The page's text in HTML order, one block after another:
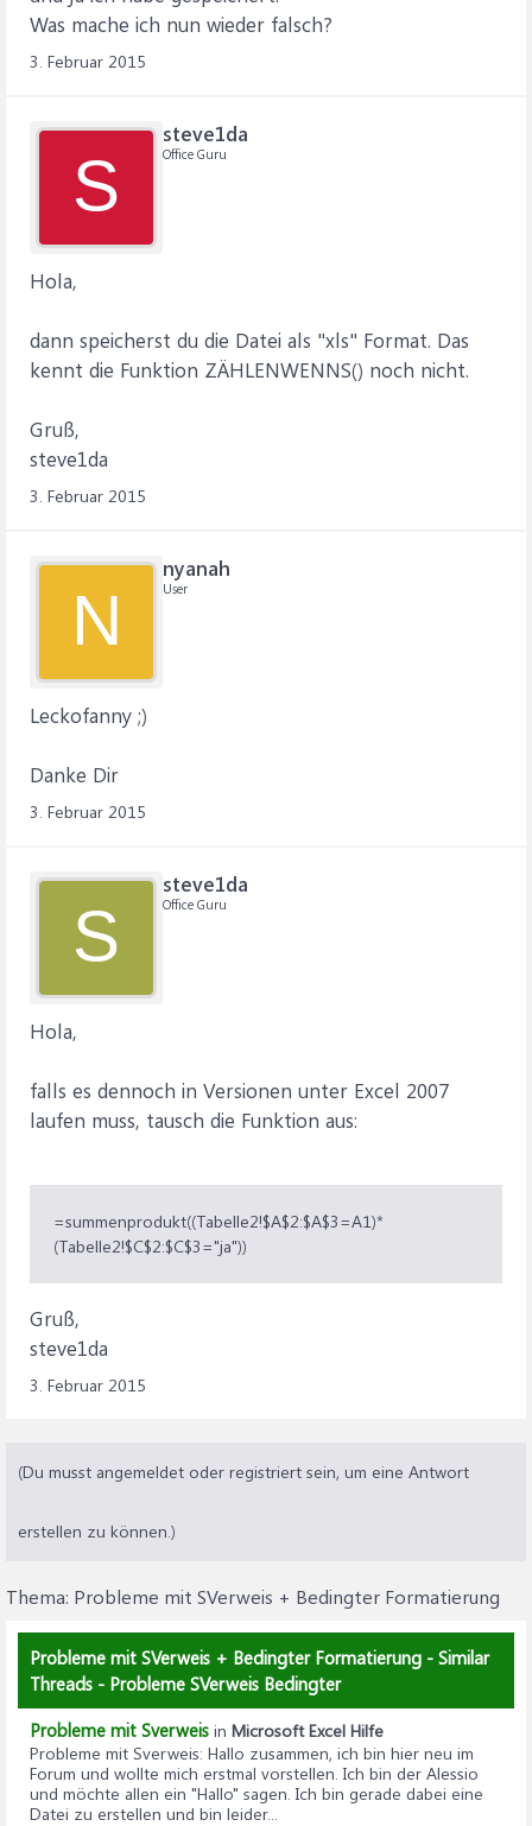
Was mache ich nun wieder falsch?
3. Februar 2015
S
steve1da
Office Guru
Hola,
dann speicherst du die Datei als "xls" Format. Das
kennt die Funktion ZÄHLENWENNS() noch nicht.
Gruß,
steve1da
3. Februar 2015
N
nyanah
User
Leckofanny ;)
Danke Dir
3. Februar 2015
S
steve1da
Office Guru
Hola,
falls es dennoch in Versionen unter Excel 2007
laufen muss, tausch die Funktion aus:
=summenprodukt((Tabelle2!$A$2:$A$3=A1)*
(Tabelle2!$C$2:$C$3="ja"))
Gruß,
steve1da
3. Februar 2015
(Du musst angemeldet oder registriert sein, um eine Antwort
erstellen zu können.)
Thema: Probleme mit SVerweis + Bedingter Formatierung
Probleme mit SVerweis + Bedingter Formatierung - Similar
Threads - Probleme SVerweis Bedingter
Probleme mit Sverweis in Microsoft Excel Hilfe
Probleme mit Sverweis: Hallo zusammen, ich bin hier neu im
Forum und wollte mich erstmal vorstellen. Ich bin der Alessio
und möchte allen ein "Hallo" sagen. Ich bin gerade dabei eine
Datei zu erstellen und bin leider...